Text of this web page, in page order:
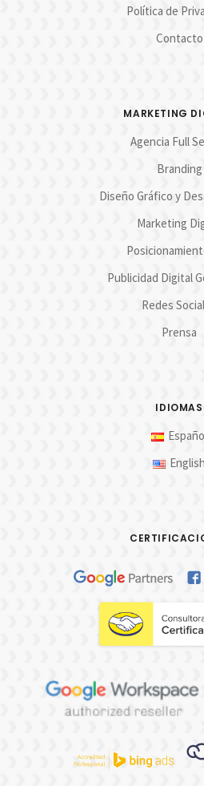
Política de
Contacto
MARKETING
Agencia Full
Branding
Diseño Gráfico y
Marketing
Publicidad Digital
Redes
Prensa
IDIOMAS
English